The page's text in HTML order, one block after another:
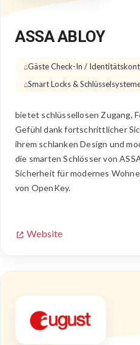
ASSA ABLOY
Gäste Check-In /
Smart Locks &
bietet schlüssellosen Zugang,
Gefühl dank fortschrittlicher
ihrem schlanken Design und
die smarten Schlösser von
Sicherheit für modernes
von OpenKey.
Website